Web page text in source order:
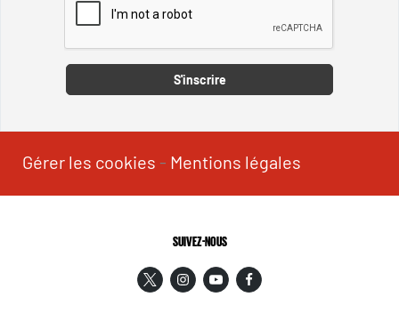
S'inscrire
Gérer les cookies - Mentions légales
SUIVEZ-NOUS